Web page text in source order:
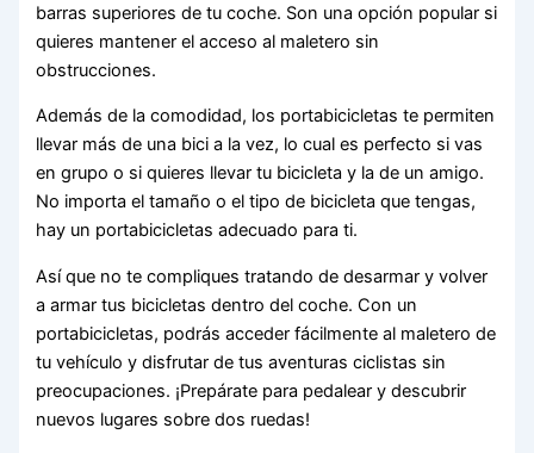
barras superiores de tu coche. Son una opción popular si
quieres mantener el acceso al maletero sin
obstrucciones.
Además de la comodidad, los portabicicletas te permiten
llevar más de una bici a la vez, lo cual es perfecto si vas
en grupo o si quieres llevar tu bicicleta y la de un amigo.
No importa el tamaño o el tipo de bicicleta que tengas,
hay un portabicicletas adecuado para ti.
Así que no te compliques tratando de desarmar y volver
a armar tus bicicletas dentro del coche. Con un
portabicicletas, podrás acceder fácilmente al maletero de
tu vehículo y disfrutar de tus aventuras ciclistas sin
preocupaciones. ¡Prepárate para pedalear y descubrir
nuevos lugares sobre dos ruedas!